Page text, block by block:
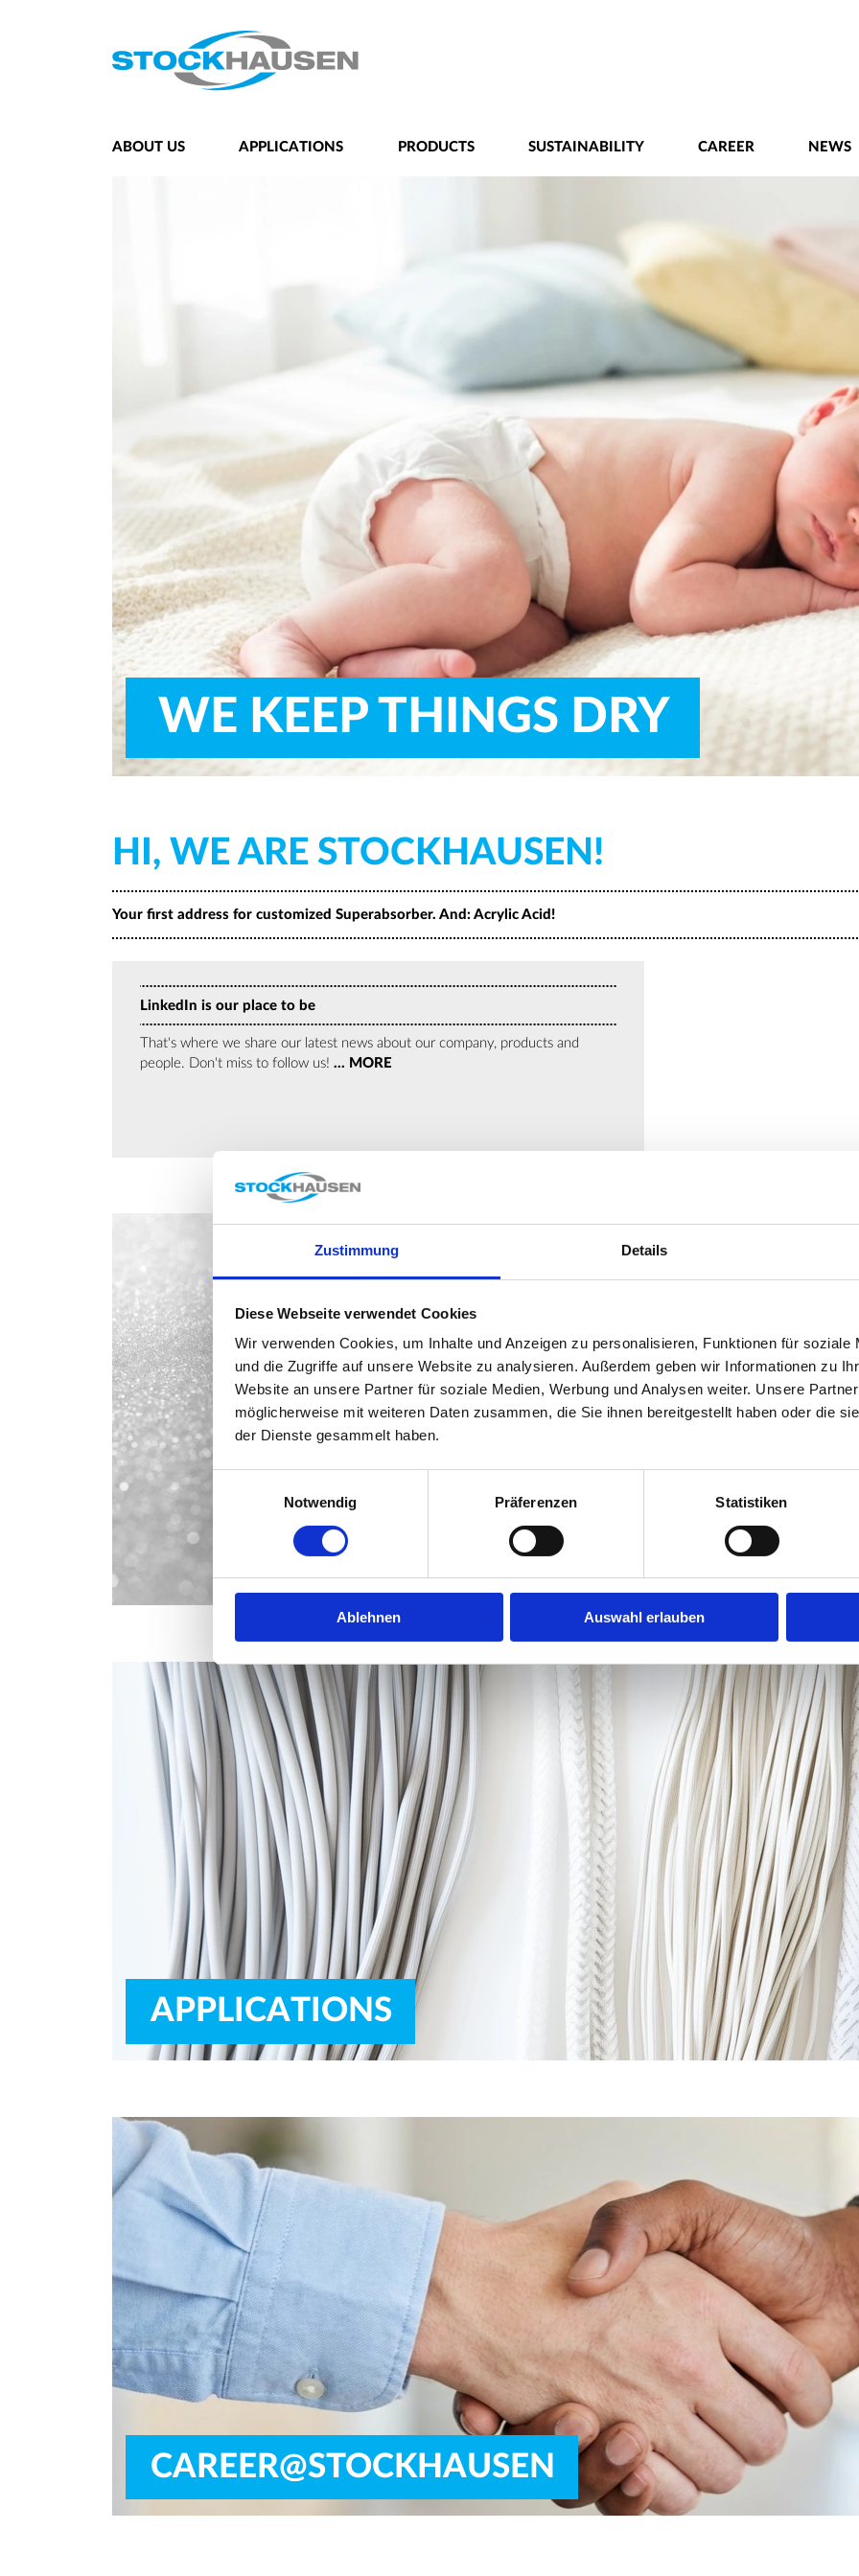
Zustimmung Details
Diese Webseite verwendet Cookies
Wir verwenden Cookies, um Inhalte und Anzeigen zu personalisieren, Funktionen für soziale
und die Zugriffe auf unsere Website zu analysieren. Außerdem geben wir Informationen zu
Website an unsere Partner für soziale Medien, Werbung und Analysen weiter. Unsere
möglicherweise mit weiteren Daten zusammen, die Sie ihnen bereitgestellt haben oder die
der Dienste gesammelt haben.
Notwendig
Präferenzen Statistiken
Ablehnen Auswahl erlauben
ABOUT US APPLICATIONS PRODUCTS SUSTAINABILITY CAREER NEWS
WE KEEP THINGS DRY
HI, WE ARE STOCKHAUSEN!
Your first address for customized Superabsorber. And: Acrylic Acid!
LinkedIn is our place to be
That's where we share our latest news about our company, products and
people. Don't miss to follow us! ... MORE
APPLICATIONS
Find out how this works in cables!
CAREER@STOCKHAUSEN